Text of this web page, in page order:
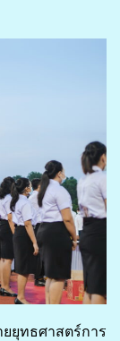
ยุทธศาสตร์การ